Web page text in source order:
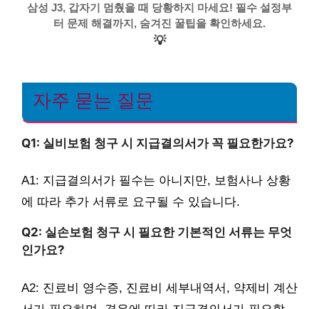
삼성 J3, 갑자기 멈췄을 때 당황하지 마세요! 필수 설정부
터 문제 해결까지, 숨겨진 꿀팁을 확인하세요.
💡
자주 묻는 질문
Q1: 실비보험 청구 시 지급결의서가 꼭 필요한가요?
A1: 지급결의서가 필수는 아니지만, 보험사나 상황
에 따라 추가 서류로 요구될 수 있습니다.
Q2: 실손보험 청구 시 필요한 기본적인 서류는 무엇
인가요?
A2: 진료비 영수증, 진료비 세부내역서, 약제비 계산